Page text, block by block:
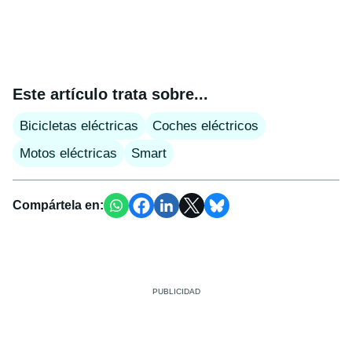
Este artículo trata sobre...
Bicicletas eléctricas
Coches eléctricos
Motos eléctricas
Smart
Compártela en: